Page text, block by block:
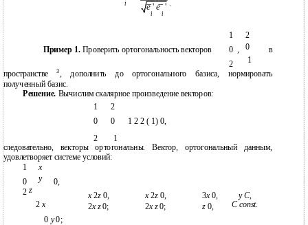
i .
e'e '
i i
1
2
Пример 1. Проверить ортогональность векторов 0 в
,
0
2
1
пространстве3, дополнить до ортогонального базиса, нормировать
полученный базис.
Решение. Вычислим скалярное произведение векторов:
1
2
0 0 1 2 2 ( 1) 0,
2
1
следовательно, векторы ортогональны. Вектор, ортогональный данным,
удовлетворяет системе условий:
1
x
0,
0 y
2z
x2z 0, x2z 0, 3x0, y C,
2x C const.
2x z0; 2x z0; z 0,
0 y0;